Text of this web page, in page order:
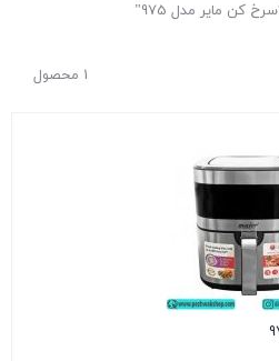
مایر مدل 975”
1 محصول